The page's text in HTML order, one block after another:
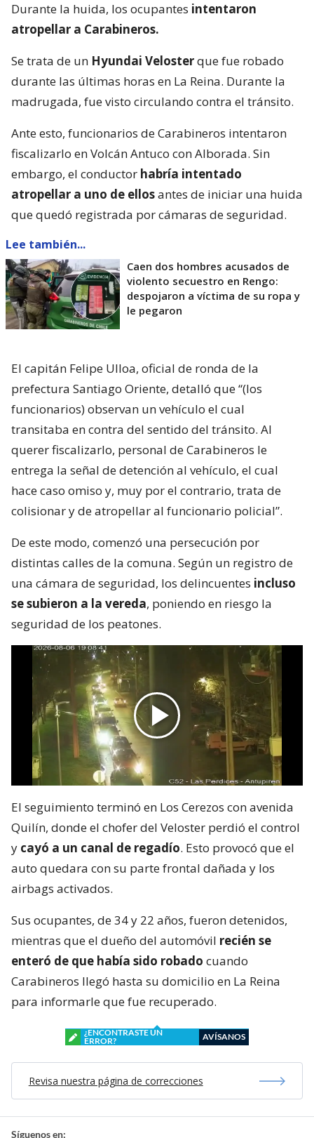
Durante la huida, los ocupantes intentaron
atropellar a Carabineros.
Se trata de un Hyundai Velosterque fue robado
durante las últimas horas en La Reina. Durante la
madrugada, fue visto circulando contra el tránsito.
Ante esto, funcionarios de Carabineros intentaron
fiscalizarlo en Volcán Antuco con Alborada. Sin
embargo, el conductor habría intentado
atropellar a uno de ellosantes de iniciar una huida
que quedó registrada por cámaras de seguridad.
Lee también...
Caen dos hombres acusados de
violento secuestro en Rengo:
despojaron a víctima de su ropa y
le pegaron
El capitán Felipe Ulloa, oficial de ronda de la
prefectura Santiago Oriente, detalló que “(los
funcionarios) observan un vehículo el cual
transitaba en contra del sentido del tránsito. Al
querer fiscalizarlo, personal de Carabineros le
entrega la señal de detención al vehículo, el cual
hace caso omiso y, muy por el contrario, trata de
colisionar y de atropellar al funcionario policial”.
De este modo, comenzó una persecución por
distintas calles de la comuna. Según un registro de
una cámara de seguridad, los delincuentes incluso
se subieron a la vereda, poniendo en riesgo la
seguridad de los peatones.
El seguimiento terminó en Los Cerezos con avenida
Quilín, donde el chofer del Veloster perdió el control
y cayó a un canal de regadío. Esto provocó que el
auto quedara con su parte frontal dañada y los
airbags activados.
Sus ocupantes, de 34 y 22 años, fueron detenidos,
mientras que el dueño del automóvil recién se
enteró de que había sido robado cuando
Carabineros llegó hasta su domicilio en La Reina
para informarle que fue recuperado.
¿ENCONTRASTE UN
ERROR?
AVÍSANOS
Revisa nuestra página de correcciones
Síguenos en: